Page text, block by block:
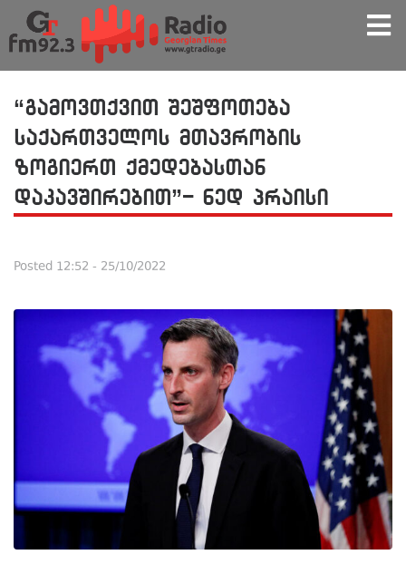
“გამოვთქვით შეშფოთება
საქართველოს მთავრობის
ზოგიერთ ქმედებასთან
დაკავშირებით”- ნედ პრაისი
Posted 12:52 - 25/10/2022